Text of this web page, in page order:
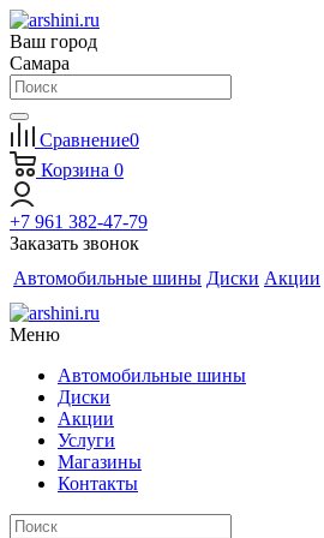
Ваш город
Самара
Сравнение0
Корзина 0
+7 961 382-47-79
Заказать звонок
Автомобильные шины Диски Акции
Меню
Автомобильные шины
Диски
Акции
Услуги
Магазины
Контакты